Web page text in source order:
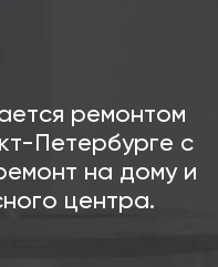
ремонтом
Петербурге с
на дому и
центра.